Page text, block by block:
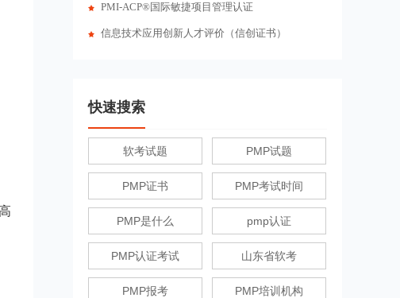
PMI-ACP®国际敏捷项目管理认证
信息技术应用创新人才评价（信创证书）
快速搜索
软考试题 PMP试题
PMP证书 PMP考试时间
PMP是什么 pmp认证
PMP认证考试 山东省软考
PMP报考 PMP培训机构